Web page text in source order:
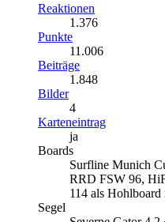
Reaktionen
1.376
Punkte
11.006
Beiträge
1.848
Bilder
4
Karteneintrag
ja
Boards
Surfline Munich
RRD FSW 96,
114 als
Segel